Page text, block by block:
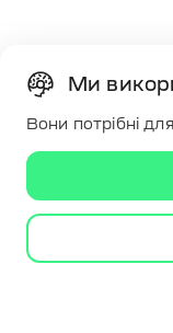
Ми
Вони потрібні